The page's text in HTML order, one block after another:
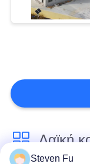
Λαϊκή
Steven Fu